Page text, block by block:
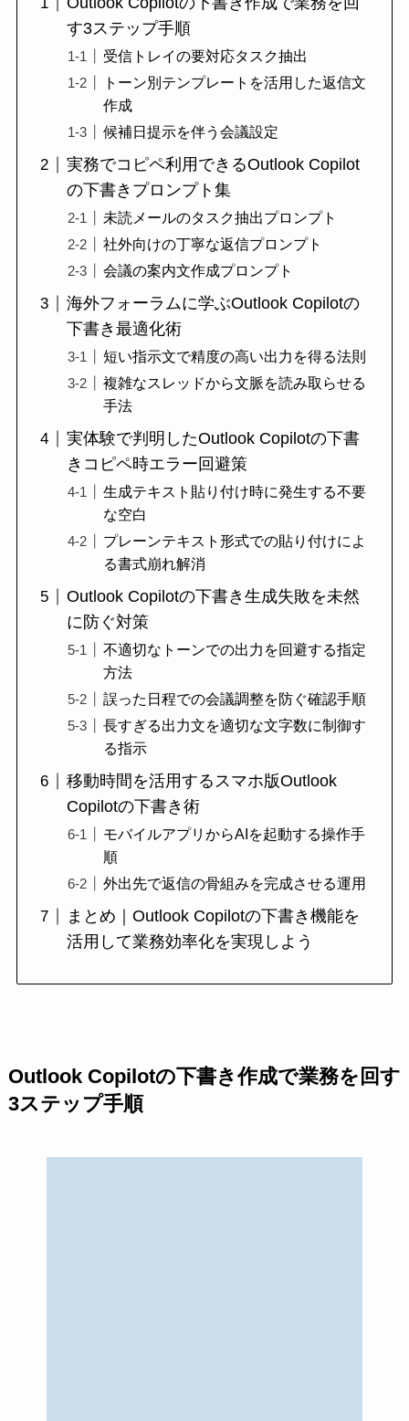
す3ステップ手順
受信トレイの要対応タスク抽出
トーン別テンプレートを活用した返信文
作成
候補日提示を伴う会議設定
実務でコピペ利用できるOutlook Copilot
の下書きプロンプト集
未読メールのタスク抽出プロンプト
社外向けの丁寧な返信プロンプト
会議の案内文作成プロンプト
海外フォーラムに学ぶOutlook Copilotの
下書き最適化術
短い指示文で精度の高い出力を得る法則
複雑なスレッドから文脈を読み取らせる
手法
実体験で判明したOutlook Copilotの下書
きコピペ時エラー回避策
生成テキスト貼り付け時に発生する不要
な空白
プレーンテキスト形式での貼り付けによ
る書式崩れ解消
Outlook Copilotの下書き生成失敗を未然
に防ぐ対策
不適切なトーンでの出力を回避する指定
方法
誤った日程での会議調整を防ぐ確認手順
長すぎる出力文を適切な文字数に制御す
る指示
移動時間を活用するスマホ版Outlook
Copilotの下書き術
モバイルアプリからAIを起動する操作手
順
外出先で返信の骨組みを完成させる運用
まとめ｜Outlook Copilotの下書き機能を
活用して業務効率化を実現しよう
Outlook Copilotの下書き作成で業務を回す
3ステップ手順